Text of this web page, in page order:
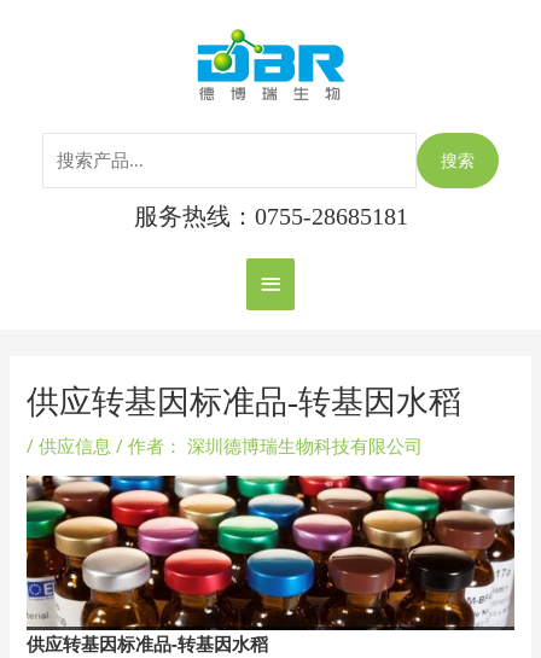
主
菜
单
搜索
服务热线：0755-28685181
供应转基因标准品-转基因水稻
/供应信息 / 作者： 深圳德博瑞生物科技有限公司
供应转基因标准品-转基因水稻